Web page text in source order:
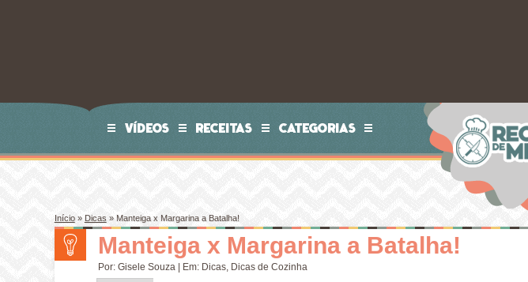
VÍDEOS RECEITAS CATEGORIAS
Início» Dicas» Manteiga x Margarina a Batalha!
Manteiga x Margarina a Batalha!
Por: Gisele Souza| Em: Dicas, Dicas de Cozinha